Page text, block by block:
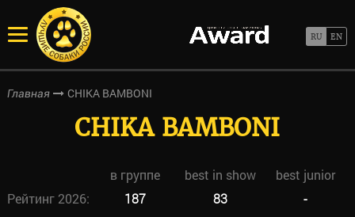
Главная CHIKA BAMBONI
CHIKA BAMBONI
в группе best in show
best junior
Рейтинг 2026:
187 83 -